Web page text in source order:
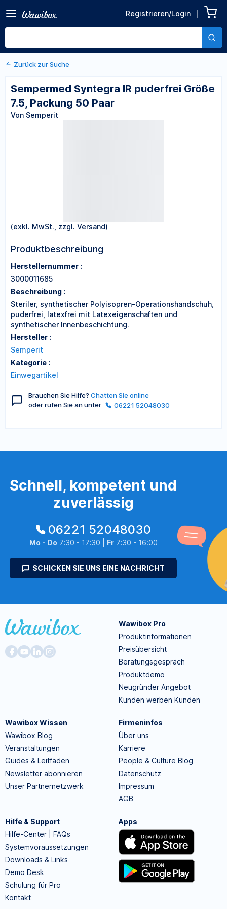
Registrieren/Login
puderfrei Größe 7.5,
Packung 50 Paar
Von Semperit
Zurück zu den Produktdetails
Zurück zur Suche
Sempermed Syntegra IR puderfrei Größe
7.5, Packung 50 Paar
Von Semperit
(exkl. MwSt., zzgl. Versand)
Produktbeschreibung
Herstellernummer :
3000011685
Beschreibung :
Steriler, synthetischer Polyisopren-Operationshandschuh,
puderfrei, latexfrei mit Latexeigenschaften und
synthetischer Innenbeschichtung.
Hersteller :
Semperit
Kategorie :
Einwegartikel
Brauchen Sie Hilfe? Chatten Sie online
oder rufen Sie an unter
06221 52048030
Schnell, kompetent und
zuverlässig
06221 52048030
Mo - Do 7:30 - 17:30 | Fr7:30 - 16:00
SCHICKEN SIE UNS EINE NACHRICHT
Wawibox Pro
Produktinformationen
Preisübersicht
Beratungsgespräch
Produktdemo
Neugründer Angebot
Kunden werben Kunden
Wawibox Wissen
Wawibox Blog
Veranstaltungen
Guides & Leitfäden
Newsletter abonnieren
Unser Partnernetzwerk
Firmeninfos
Über uns
Karriere
People & Culture Blog
Datenschutz
Impressum
AGB
Hilfe & Support
Hilfe-Center | FAQs
Systemvoraussetzungen
Downloads & Links
Demo Desk
Schulung für Pro
Kontakt
Apps